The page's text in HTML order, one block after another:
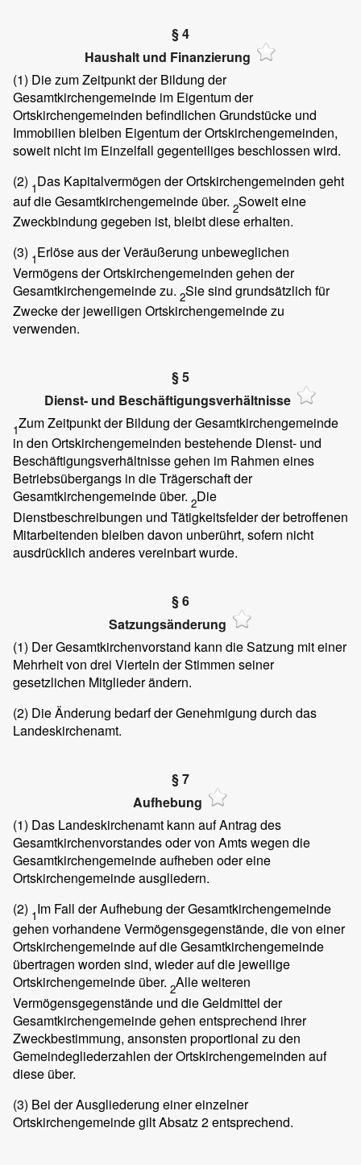
§ 4
Haushalt und Finanzierung
(1) Die zum Zeitpunkt der Bildung der
Gesamtkirchengemeinde im Eigentum der
Ortskirchengemeinden befindlichen Grundstücke und
Immobilien bleiben Eigentum der Ortskirchengemeinden,
soweit nicht im Einzelfall gegenteiliges beschlossen wird.
(2) 1Das Kapitalvermögen der Ortskirchengemeinden geht
auf die Gesamtkirchengemeinde über. 2Soweit eine
Zweckbindung gegeben ist, bleibt diese erhalten.
(3) 1Erlöse aus der Veräußerung unbeweglichen
Vermögens der Ortskirchengemeinden gehen der
Gesamtkirchengemeinde zu. 2Sie sind grundsätzlich für
Zwecke der jeweiligen Ortskirchengemeinde zu
verwenden.
§ 5
Dienst- und Beschäftigungsverhältnisse
1Zum Zeitpunkt der Bildung der Gesamtkirchengemeinde
in den Ortskirchengemeinden bestehende Dienst- und
Beschäftigungsverhältnisse gehen im Rahmen eines
Betriebsübergangs in die Trägerschaft der
Gesamtkirchengemeinde über. 2Die
Dienstbeschreibungen und Tätigkeitsfelder der betroffenen
Mitarbeitenden bleiben davon unberührt, sofern nicht
ausdrücklich anderes vereinbart wurde.
§ 6
Satzungsänderung
(1) Der Gesamtkirchenvorstand kann die Satzung mit einer
Mehrheit von drei Vierteln der Stimmen seiner
gesetzlichen Mitglieder ändern.
(2) Die Änderung bedarf der Genehmigung durch das
Landeskirchenamt.
§ 7
Aufhebung
(1) Das Landeskirchenamt kann auf Antrag des
Gesamtkirchenvorstandes oder von Amts wegen die
Gesamtkirchengemeinde aufheben oder eine
Ortskirchengemeinde ausgliedern.
(2) 1Im Fall der Aufhebung der Gesamtkirchengemeinde
gehen vorhandene Vermögensgegenstände, die von einer
Ortskirchengemeinde auf die Gesamtkirchengemeinde
übertragen worden sind, wieder auf die jeweilige
Ortskirchengemeinde über. 2Alle weiteren
Vermögensgegenstände und die Geldmittel der
Gesamtkirchengemeinde gehen entsprechend ihrer
Zweckbestimmung, ansonsten proportional zu den
Gemeindegliederzahlen der Ortskirchengemeinden auf
diese über.
(3) Bei der Ausgliederung einer einzelner
Ortskirchengemeinde gilt Absatz 2 entsprechend.